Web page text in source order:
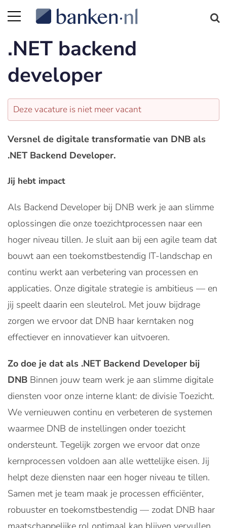
.NET backend
developer
Deze vacature is niet meer vacant
Versnel de digitale transformatie van DNB als
.NET Backend Developer.
Jij hebt impact
Als Backend Developer bij DNB werk je aan slimme
oplossingen die onze toezichtprocessen naar een
hoger niveau tillen. Je sluit aan bij een agile team dat
bouwt aan een toekomstbestendig IT-landschap en
continu werkt aan verbetering van processen en
applicaties. Onze digitale strategie is ambitieus — en
jij speelt daarin een sleutelrol. Met jouw bijdrage
zorgen we ervoor dat DNB haar kerntaken nog
effectiever en innovatiever kan uitvoeren.
Zo doe je dat als .NET Backend Developer bij
DNB Binnen jouw team werk je aan slimme digitale
diensten voor onze interne klant: de divisie Toezicht.
We vernieuwen continu en verbeteren de systemen
waarmee DNB de instellingen onder toezicht
ondersteunt. Tegelijk zorgen we ervoor dat onze
kernprocessen voldoen aan alle wettelijke eisen. Jij
helpt deze diensten naar een hoger niveau te tillen.
Samen met je team maak je processen efficiënter,
robuuster en toekomstbestendig — zodat DNB haar